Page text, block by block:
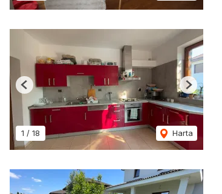
1 / 18 Harta
Previous Next